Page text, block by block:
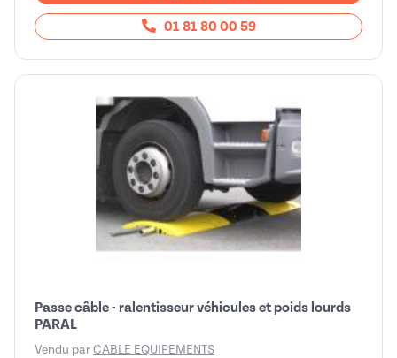
01 81 80 00 59
Passe câble - ralentisseur véhicules et poids lourds
PARAL
Vendu par CABLE EQUIPEMENTS